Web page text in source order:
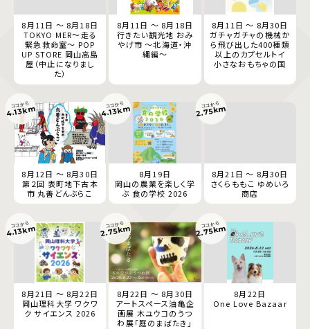
8月11日 ～ 8月18日
TOKYO MER～走る
緊急救命室～ POP
UP STORE 岡山高島
屋（中止になりまし
た）
8月11日 ～ 8月18日
行きたい観光地 おみ
やげ市 ～北海道・沖
縄編～
8月11日 ～ 8月30日
ガチャガチャの機械か
ら飛び出した400種類
以上のカプセルトイ
小さなおもちゃの国
8月12日 ～ 8月30日
第２回 表町地下古本
市 丸善どんぶらこ
ココから
4.13km
8月19日
岡山の農業を楽しく学
ぶ 食の学校 2026
ココから
4.13km
8月21日 ～ 8月30日
さくらももこ ゆめいろ
商店
ココから
2.75km
8月21日 ～ 8月22日
岡山理科大学 ワクワ
ク サイエンス 2026
ココから
4.13km
8月22日 ～ 8月30日
アートスペース油亀企
画展 木ユウコのうつ
わ展「庭のまばたき」
ココから
2.75km
8月22日
One Love Bazaar
ココから
2.75km